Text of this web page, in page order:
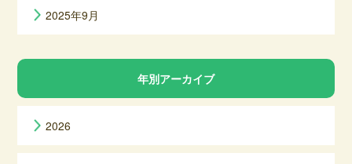
2025年9月
年別アーカイブ
2026